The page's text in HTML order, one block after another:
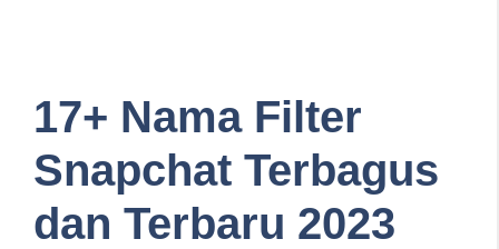
17+ Nama Filter
Snapchat Terbagus
dan Terbaru 2023